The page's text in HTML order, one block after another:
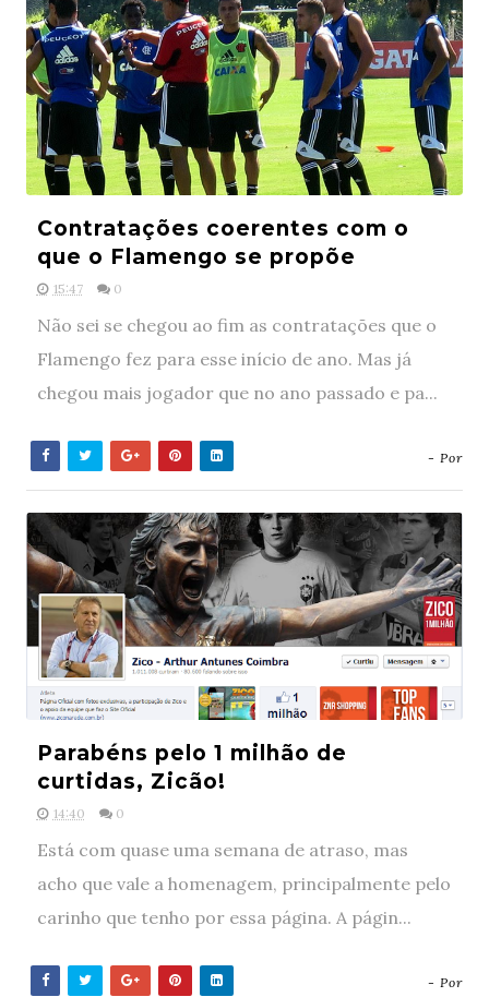
Contratações coerentes com o
que o Flamengo se propõe
15:47 0
Não sei se chegou ao fim as contratações que o
Flamengo fez para esse início de ano. Mas já
chegou mais jogador que no ano passado e pa...
- Por
Parabéns pelo 1 milhão de
curtidas, Zicão!
14:40 0
Está com quase uma semana de atraso, mas
acho que vale a homenagem, principalmente pelo
carinho que tenho por essa página. A págin...
- Por